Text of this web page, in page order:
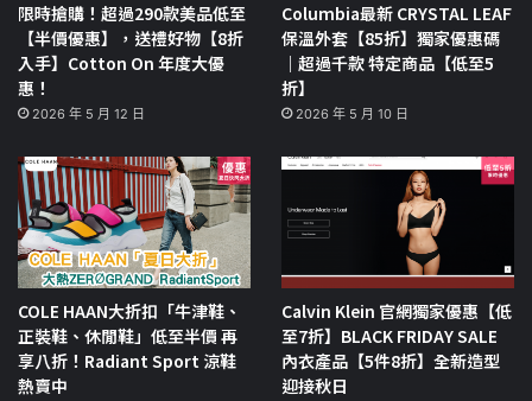
限時搶購！超過290款美品低至
【半價優惠】，送禮好物【8折
入手】Cotton On 年度大優
惠！
2026 年 5 月 12 日
Columbia最新 CRYSTAL LEAF
保溫外套【85折】獨家優惠碼
｜超過千款 特定商品【低至5
折】
2026 年 5 月 10 日
COLE HAAN大折扣「牛津鞋、
正裝鞋、休閒鞋」低至半價 再
享八折！Radiant Sport 涼鞋
熱賣中
Calvin Klein 官網獨家優惠【低
至7折】BLACK FRIDAY SALE
內衣產品【5件8折】全新造型
迎接秋日